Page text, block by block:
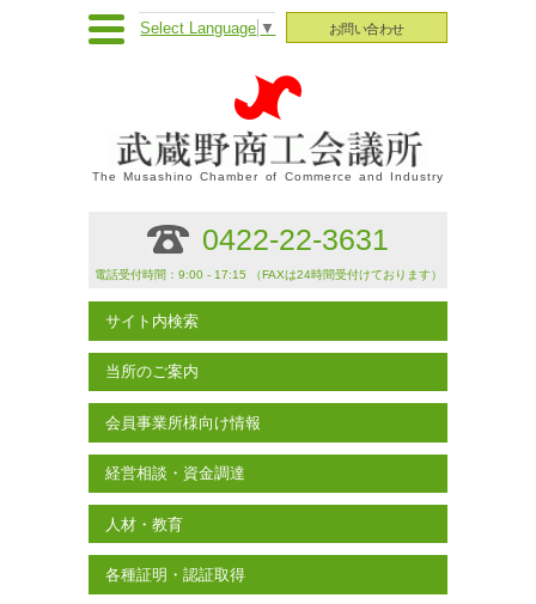
お問い合わせ
Select Language ▼
The Musashino Chamber of Commerce and Industry
0422-22-3631
電話受付時間：9:00 - 17:15 （FAXは24時間受付けております）
サイト内検索
当所のご案内
会員事業所様向け情報
経営相談・資金調達
人材・教育
各種証明・認証取得